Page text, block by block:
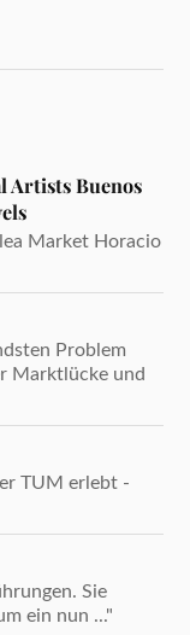
Artists Buenos
Market Horacio
Problem
Marktlücke und
TUM erlebt -
Sie
ein nun ..."